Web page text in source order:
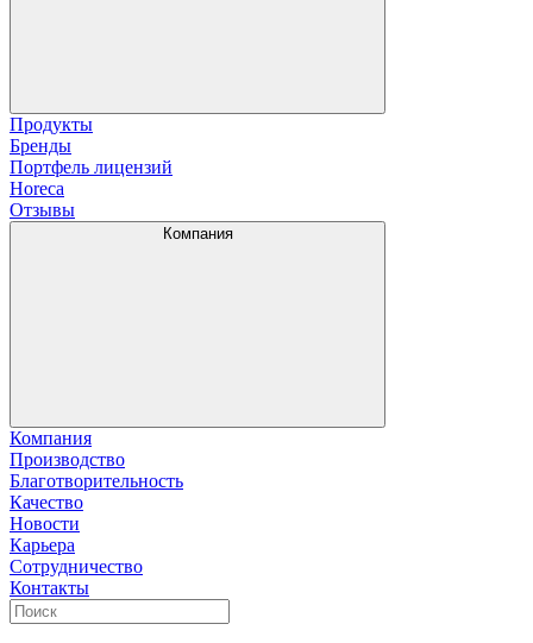
Продукты
Бренды
Портфель лицензий
Horeca
Отзывы
Компания
Компания
Производство
Благотворительность
Качество
Новости
Карьера
Сотрудничество
Контакты